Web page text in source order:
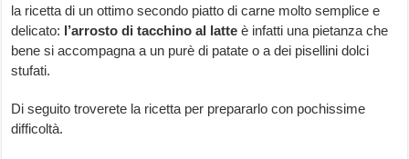
la ricetta di un ottimo secondo piatto di carne molto semplice e
delicato: l’arrosto di tacchino al latte è infatti una pietanza che
bene si accompagna a un purè di patate o a dei pisellini dolci
stufati.
Di seguito troverete la ricetta per prepararlo con pochissime
difficoltà.